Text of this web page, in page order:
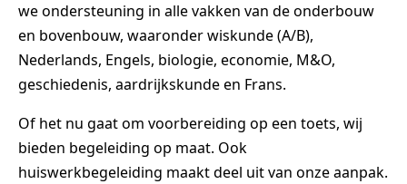
we ondersteuning in alle vakken van de onderbouw
en bovenbouw, waaronder wiskunde (A/B),
Nederlands, Engels, biologie, economie, M&O,
geschiedenis, aardrijkskunde en Frans.
Of het nu gaat om voorbereiding op een toets, wij
bieden begeleiding op maat. Ook
huiswerkbegeleiding maakt deel uit van onze aanpak.